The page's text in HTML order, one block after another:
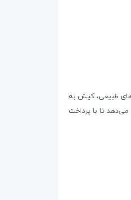
طبیعی، کیش به
روز است که به مسافران این امکان را می‌دهد تا با پرداخت